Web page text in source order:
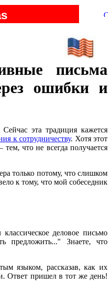
письма
ошибки и
эта традиция кажется
к сотрудничеству. Хотя этот
что не всегда получается
только потому, что слишком
к тому, что мой собеседник
деловое письмо
предложить..." Знаете, что
языком, рассказав, как их
Ответ пришел в тот же день!